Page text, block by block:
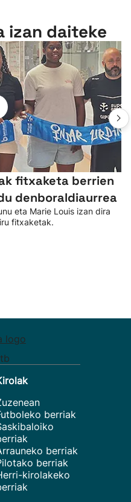
izan daiteke
fitxaketa berrien
denboraldiaurrea
eta Marie Louis izan dira
fitxaketak.
berriak
berriak
berriak
kirolakeko